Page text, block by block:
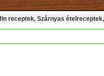
receptek, Szárnyas